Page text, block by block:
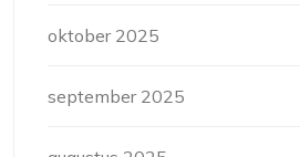
oktober 2025
september 2025